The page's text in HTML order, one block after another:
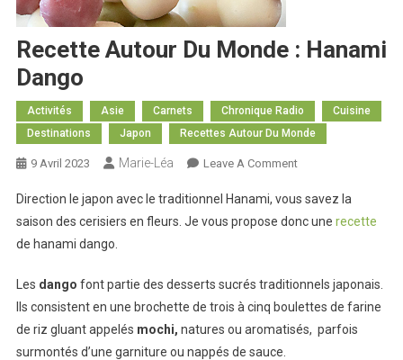
Recette Autour Du Monde : Hanami
Dango
Activités Asie Carnets Chronique Radio
Cuisine
Destinations
Japon Recettes Autour Du Monde
9 Avril 2023 Marie-Léa Leave A CommentOn
Autour
Du
Hanami
Dango
Direction le japon avec le traditionnel Hanami, vous savez la
saison des cerisiers en fleurs. Je vous propose donc une recette
de hanami dango.
Les dango font partie des desserts sucrés traditionnels japonais.
Ils consistent en une brochette de trois à cinq boulettes de farine
de riz gluant appelés mochi, natures ou aromatisés, parfois
surmontés d’une garniture ou nappés de sauce.